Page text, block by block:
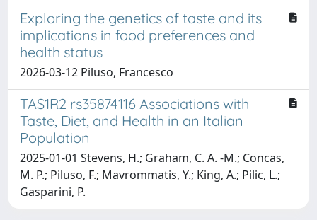
Exploring the genetics of taste and its
implications in food preferences and
health status
2026-03-12 Piluso, Francesco
TAS1R2 rs35874116 Associations with
Taste, Diet, and Health in an Italian
Population
2025-01-01 Stevens, H.; Graham, C. A. -M.; Concas,
M. P.; Piluso, F.; Mavrommatis, Y.; King, A.; Pilic, L.;
Gasparini, P.